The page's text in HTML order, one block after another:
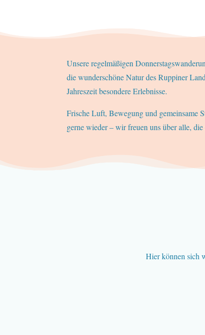
Unsere regelmäßigen
die wunderschöne Natur des Ruppiner
Jahreszeit besondere Erlebnisse.
Frische Luft, Bewegung und gemeinsame
gerne wieder – wir freuen uns über alle,
Hier können sich